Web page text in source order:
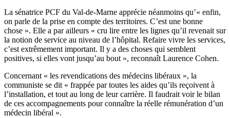
La sénatrice PCF du Val-de-Marne apprécie néanmoins qu’« enfin,
on parle de la prise en compte des territoires. C’est une bonne
chose ». Elle a par ailleurs « cru lire entre les lignes qu’il revenait sur
la notion de service au niveau de l’hôpital. Refaire vivre les services,
c’est extrêmement important. Il y a des choses qui semblent
positives, si elles vont jusqu’au bout », reconnaît Laurence Cohen.
Concernant « les revendications des médecins libéraux », la
communiste se dit « frappée par toutes les aides qu’ils reçoivent à
l’installation, et tout au long de leur carrière. Il faudrait voir le bilan
de ces accompagnements pour connaître la réelle rémunération d’un
médecin libéral ».